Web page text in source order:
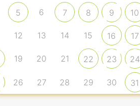
5 6 7 8 9 10
12 13 14 15 16 17
19 20 21 22 23 24
26 27 28 29 30 31